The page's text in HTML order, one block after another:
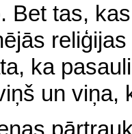
Bet tas,
ka
un viņa,